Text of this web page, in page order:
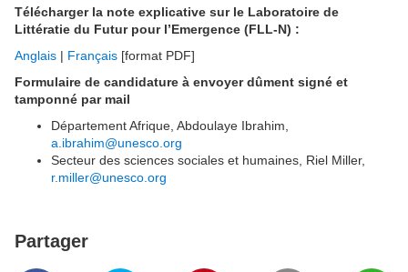
Télécharger la note explicative sur le Laboratoire de
Littératie du Futur pour l’Emergence (FLL-N) :
Anglais | Français [format PDF]
Formulaire de candidature à envoyer dûment signé et
tamponné par mail
Département Afrique, Abdoulaye Ibrahim,
a.ibrahim@unesco.org
l
Secteur des sciences sociales et humaines, Riel Miller,
r.miller@unesco.org
Partager